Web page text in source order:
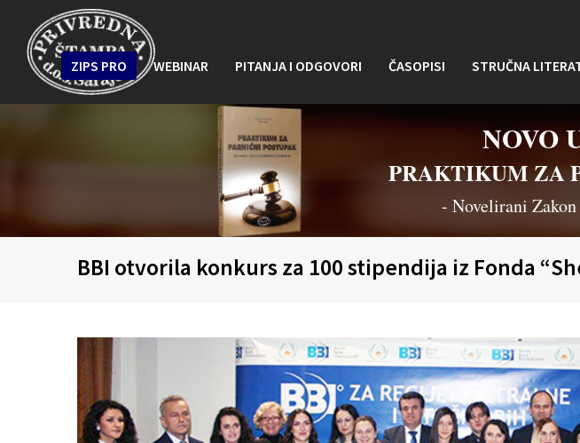
ZIPS PRO WEBINAR PITANJA I ODGOVORI ČASOPISI STRUČNA
NOVO
PRAKTIKUM ZA
- Novelirani
BBI otvorila konkurs za 100 stipendija iz Fonda